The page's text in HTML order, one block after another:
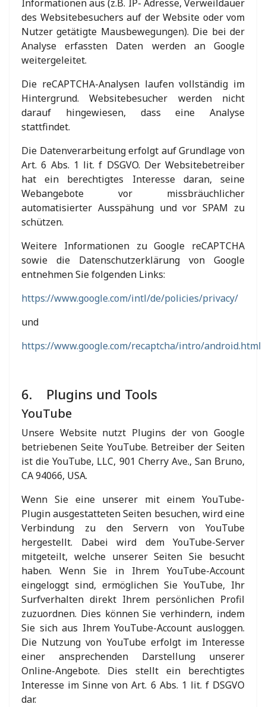
Informationen aus (z.B. IP- Adresse, Verweildauer
des Websitebesuchers auf der Website oder vom
Nutzer getätigte Mausbewegungen). Die bei der
Analyse erfassten Daten werden an Google
weitergeleitet.
Die reCAPTCHA-Analysen laufen vollständig im
Hintergrund. Websitebesucher werden nicht
darauf hingewiesen, dass eine Analyse
stattfindet.
Die Datenverarbeitung erfolgt auf Grundlage von
Art. 6 Abs. 1 lit. f DSGVO. Der Websitebetreiber
hat ein berechtigtes Interesse daran, seine
Webangebote vor missbräuchlicher
automatisierter Ausspähung und vor SPAM zu
schützen.
Weitere Informationen zu Google reCAPTCHA
sowie die Datenschutzerklärung von Google
entnehmen Sie folgenden Links:
https://www.google.com/intl/de/policies/privacy/
und
https://www.google.com/recaptcha/intro/android.html
6. Plugins und Tools
YouTube
Unsere Website nutzt Plugins der von Google
betriebenen Seite YouTube. Betreiber der Seiten
ist die YouTube, LLC, 901 Cherry Ave., San Bruno,
CA 94066, USA.
Wenn Sie eine unserer mit einem YouTube-
Plugin ausgestatteten Seiten besuchen, wird eine
Verbindung zu den Servern von YouTube
hergestellt. Dabei wird dem YouTube-Server
mitgeteilt, welche unserer Seiten Sie besucht
haben. Wenn Sie in Ihrem YouTube-Account
eingeloggt sind, ermöglichen Sie YouTube, Ihr
Surfverhalten direkt Ihrem persönlichen Profil
zuzuordnen. Dies können Sie verhindern, indem
Sie sich aus Ihrem YouTube-Account ausloggen.
Die Nutzung von YouTube erfolgt im Interesse
einer ansprechenden Darstellung unserer
Online-Angebote. Dies stellt ein berechtigtes
Interesse im Sinne von Art. 6 Abs. 1 lit. f DSGVO
dar.